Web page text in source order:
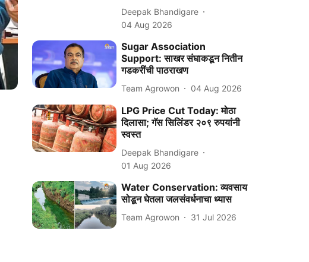
Deepak Bhandigare
04 Aug 2026
Sugar Association
Support: साखर संघाकडून नितीन
गडकरींची पाठराखण
Team Agrowon 04 Aug 2026
LPG Price Cut Today: मोठा
दिलासा; गॅस सिलिंडर २०९ रुपयांनी
स्वस्त
Deepak Bhandigare
01 Aug 2026
Water Conservation: व्यवसाय
सोडून घेतला जलसंवर्धनाचा ध्यास
Team Agrowon 31 Jul 2026